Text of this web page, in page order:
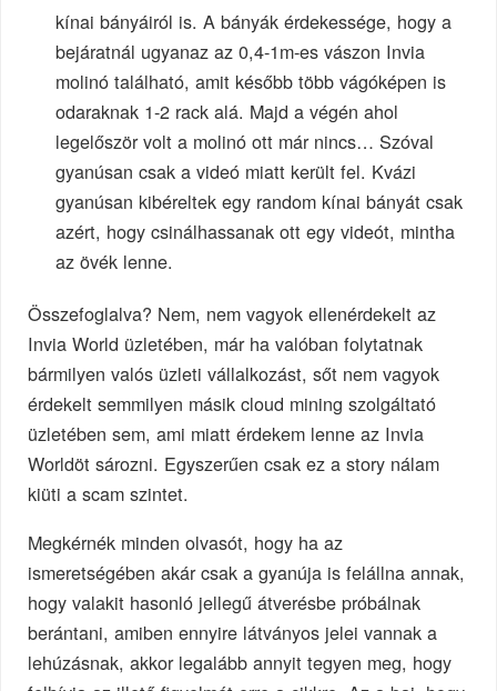
kínai bányáiról is. A bányák érdekessége, hogy a
bejáratnál ugyanaz az 0,4-1m-es vászon Invia
molinó található, amit később több vágóképen is
odaraknak 1-2 rack alá. Majd a végén ahol
legelőször volt a molinó ott már nincs… Szóval
gyanúsan csak a videó miatt került fel. Kvázi
gyanúsan kibéreltek egy random kínai bányát csak
azért, hogy csinálhassanak ott egy videót, mintha
az övék lenne.
Összefoglalva? Nem, nem vagyok ellenérdekelt az
Invia World üzletében, már ha valóban folytatnak
bármilyen valós üzleti vállalkozást, sőt nem vagyok
érdekelt semmilyen másik cloud mining szolgáltató
üzletében sem, ami miatt érdekem lenne az Invia
Worldöt sározni. Egyszerűen csak ez a story nálam
kiüti a scam szintet.
Megkérnék minden olvasót, hogy ha az
ismeretségében akár csak a gyanúja is felállna annak,
hogy valakit hasonló jellegű átverésbe próbálnak
berántani, amiben ennyire látványos jelei vannak a
lehúzásnak, akkor legalább annyit tegyen meg, hogy